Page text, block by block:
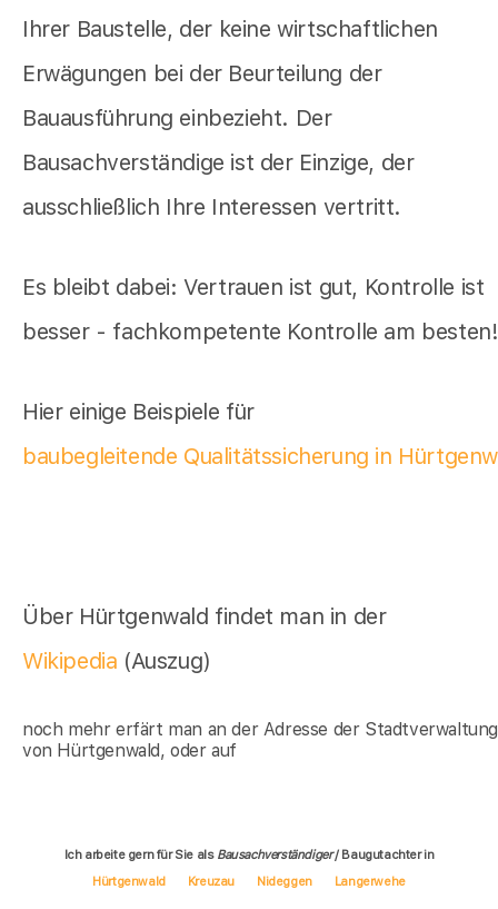
Ihrer Baustelle, der keine wirtschaftlichen
Erwägungen bei der Beurteilung der
Bauausführung einbezieht. Der
Bausachverständige ist der Einzige, der
ausschließlich Ihre Interessen vertritt.
Es bleibt dabei: Vertrauen ist gut, Kontrolle ist
besser - fachkompetente Kontrolle am besten!
Hier einige Beispiele für
baubegleitende Qualitätssicherung in
Über Hürtgenwald findet man in der
Wikipedia (Auszug)
noch mehr erfärt man an der Adresse der Stadtverwaltung
von Hürtgenwald, oder auf
Ich arbeite gern für Sie als Bausachverständiger/ Baugutachter in
Hürtgenwald
Kreuzau Nideggen Langerwehe